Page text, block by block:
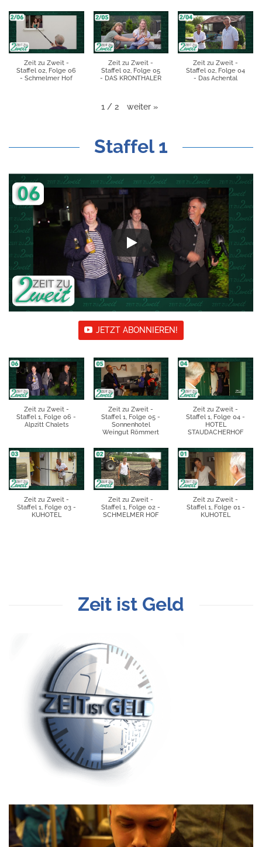
Zeit zu Zweit -
Staffel 02, Folge 06
- Schmelmer Hof
Zeit zu Zweit -
Staffel 02, Folge 05
- DAS KRONTHALER
Zeit zu Zweit -
Staffel 02, Folge 04
- Das Achental
1 / 2 weiter »
Staffel 1
JETZT ABONNIEREN!
Zeit zu Zweit -
Staffel 1, Folge 06 -
Alpzitt Chalets
Zeit zu Zweit -
Staffel 1, Folge 05 -
Sonnenhotel
Weingut Römmert
Zeit zu Zweit -
Staffel 1, Folge 04 -
HOTEL
STAUDACHERHOF
Zeit zu Zweit -
Staffel 1, Folge 03 -
KUHOTEL
Zeit zu Zweit -
Staffel 1, Folge 02 -
SCHMELMER HOF
Zeit zu Zweit -
Staffel 1, Folge 01 -
KUHOTEL
Zeit ist Geld